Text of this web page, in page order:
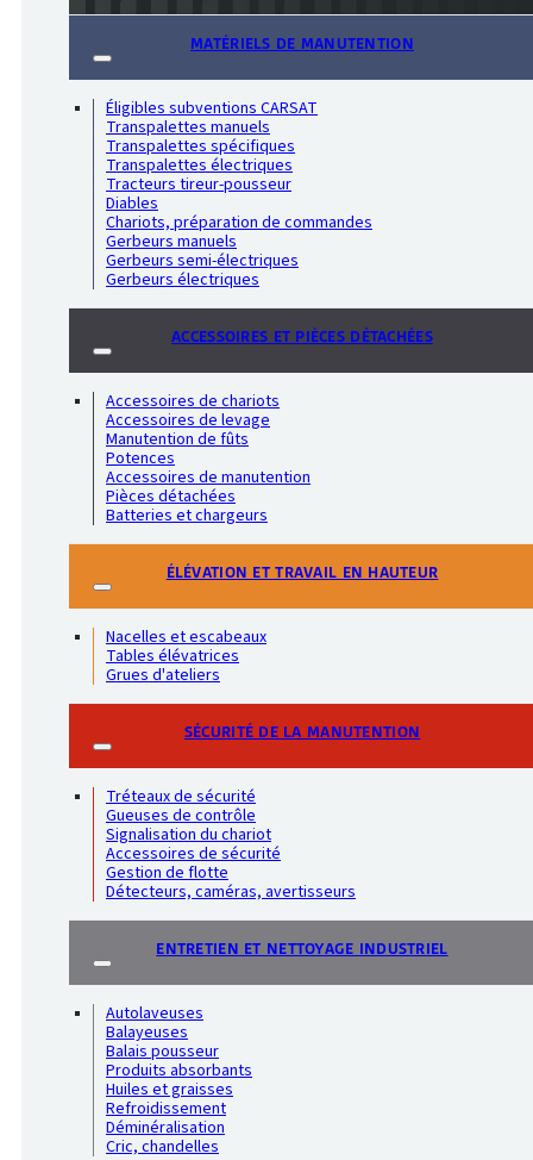
MATÉRIELS DE MANUTENTION
Éligibles subventions CARSAT
Transpalettes manuels
Transpalettes spécifiques
Transpalettes électriques
Tracteurs tireur-pousseur
Diables
Chariots, préparation de commandes
Gerbeurs manuels
Gerbeurs semi-électriques
Gerbeurs électriques
ACCESSOIRES ET PIÈCES DÉTACHÉES
Accessoires de chariots
Accessoires de levage
Manutention de fûts
Potences
Accessoires de manutention
Pièces détachées
Batteries et chargeurs
ÉLÉVATION ET TRAVAIL EN HAUTEUR
Nacelles et escabeaux
Tables élévatrices
Grues d'ateliers
SÉCURITÉ DE LA MANUTENTION
Tréteaux de sécurité
Gueuses de contrôle
Signalisation du chariot
Accessoires de sécurité
Gestion de flotte
Détecteurs, caméras, avertisseurs
ENTRETIEN ET NETTOYAGE INDUSTRIEL
Autolaveuses
Balayeuses
Balais pousseur
Produits absorbants
Huiles et graisses
Refroidissement
Déminéralisation
Cric, chandelles